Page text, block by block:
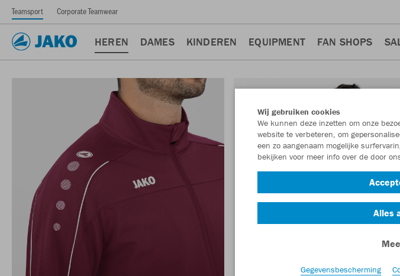
Teamsport Corporate Teamwear
HEREN DAMES KINDEREN EQUIPMENT FAN SHOPS
Wij gebruiken cookies
We kunnen deze inzetten om onze
website te verbeteren, om
een zo aangenaam mogelijke
bekijken voor meer info over de door
Alles
Gegevensbescherming